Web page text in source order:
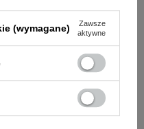
oraz
Grade, które są
wewnętrznych.
oraz sztucznych
niedojrzałego
się na lepszą
poziom energii.
(wymagane)
Zawsze
aktywne